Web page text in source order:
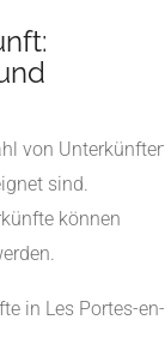
von
sind.
können
in Les Portes-en-